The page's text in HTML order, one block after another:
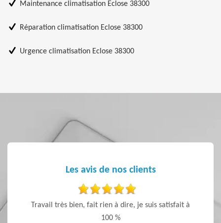
Maintenance climatisation Eclose 38300
Réparation climatisation Eclose 38300
Urgence climatisation Eclose 38300
Les avis de nos clients
pour
Travail très bien, fait rien à dire, je suis satisfait à
100 %